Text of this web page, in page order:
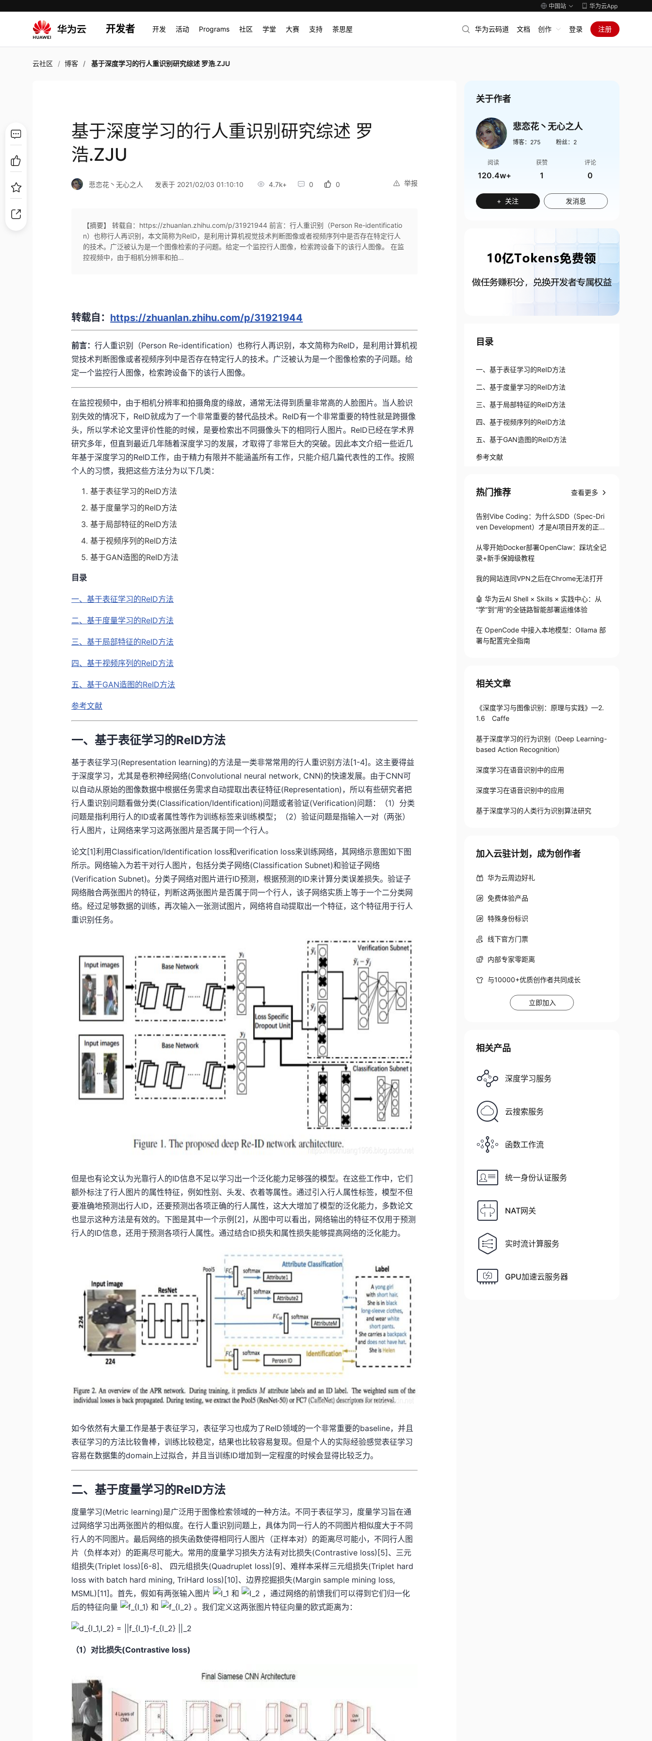
中国站 华为云App
开发者 开发 活动 Programs 社区 学堂 大赛 支持 茶思屋 华为云码道 文档 创作 登录 注册
云社区 博客 基于深度学习的行人重识别研究综述 罗浩.ZJU
基于深度学习的行人重识别研究综述 罗
浩.ZJU
举报
悲恋花丶无心之人 发表于 2021/02/03 01:10:10 4.7k+ 0 0
【摘要】 转载自：https://zhuanlan.zhihu.com/p/31921944 前言：行人重识别（Person Re-identificatio
n）也称行人再识别，本文简称为ReID，是利用计算机视觉技术判断图像或者视频序列中是否存在特定行人
的技术。广泛被认为是一个图像检索的子问题。给定一个监控行人图像，检索跨设备下的该行人图像。 在监
控视频中，由于相机分辨率和拍...
转载自： https://zhuanlan.zhihu.com/p/31921944
前言：行人重识别（Person Re-identification）也称行人再识别，本文简称为ReID，是利用计算机视
觉技术判断图像或者视频序列中是否存在特定行人的技术。广泛被认为是一个图像检索的子问题。给
定一个监控行人图像，检索跨设备下的该行人图像。
在监控视频中，由于相机分辨率和拍摄角度的缘故，通常无法得到质量非常高的人脸图片。当人脸识
别失效的情况下，ReID就成为了一个非常重要的替代品技术。ReID有一个非常重要的特性就是跨摄像
头，所以学术论文里评价性能的时候，是要检索出不同摄像头下的相同行人图片。ReID已经在学术界
研究多年，但直到最近几年随着深度学习的发展，才取得了非常巨大的突破。因此本文介绍一些近几
年基于深度学习的ReID工作，由于精力有限并不能涵盖所有工作，只能介绍几篇代表性的工作。按照
个人的习惯，我把这些方法分为以下几类：
基于表征学习的ReID方法
基于度量学习的ReID方法
基于局部特征的ReID方法
基于视频序列的ReID方法
基于GAN造图的ReID方法
目录
一、基于表征学习的ReID方法
二、基于度量学习的ReID方法
三、基于局部特征的ReID方法
四、基于视频序列的ReID方法
五、基于GAN造图的ReID方法
参考文献
一、基于表征学习的ReID方法
基于表征学习(Representation learning)的方法是一类非常常用的行人重识别方法[1-4]。这主要得益
于深度学习，尤其是卷积神经网络(Convolutional neural network, CNN)的快速发展。由于CNN可
以自动从原始的图像数据中根据任务需求自动提取出表征特征(Representation)，所以有些研究者把
行人重识别问题看做分类(Classification/Identification)问题或者验证(Verification)问题：（1）分类
问题是指利用行人的ID或者属性等作为训练标签来训练模型；（2）验证问题是指输入一对（两张）
行人图片，让网络来学习这两张图片是否属于同一个行人。
论文[1]利用Classification/Identification loss和verification loss来训练网络，其网络示意图如下图
所示。网络输入为若干对行人图片，包括分类子网络(Classification Subnet)和验证子网络
(Verification Subnet)。分类子网络对图片进行ID预测，根据预测的ID来计算分类误差损失。验证子
网络融合两张图片的特征，判断这两张图片是否属于同一个行人，该子网络实质上等于一个二分类网
络。经过足够数据的训练，再次输入一张测试图片，网络将自动提取出一个特征，这个特征用于行人
重识别任务。
但是也有论文认为光靠行人的ID信息不足以学习出一个泛化能力足够强的模型。在这些工作中，它们
额外标注了行人图片的属性特征，例如性别、头发、衣着等属性。通过引入行人属性标签，模型不但
要准确地预测出行人ID，还要预测出各项正确的行人属性，这大大增加了模型的泛化能力，多数论文
也显示这种方法是有效的。下图是其中一个示例[2]，从图中可以看出，网络输出的特征不仅用于预测
行人的ID信息，还用于预测各项行人属性。通过结合ID损失和属性损失能够提高网络的泛化能力。
如今依然有大量工作是基于表征学习，表征学习也成为了ReID领域的一个非常重要的baseline，并且
表征学习的方法比较鲁棒，训练比较稳定，结果也比较容易复现。但是个人的实际经验感觉表征学习
容易在数据集的domain上过拟合，并且当训练ID增加到一定程度的时候会显得比较乏力。
二、基于度量学习的ReID方法
度量学习(Metric learning)是广泛用于图像检索领域的一种方法。不同于表征学习，度量学习旨在通
过网络学习出两张图片的相似度。在行人重识别问题上，具体为同一行人的不同图片相似度大于不同
行人的不同图片。最后网络的损失函数使得相同行人图片（正样本对）的距离尽可能小，不同行人图
片（负样本对）的距离尽可能大。常用的度量学习损失方法有对比损失(Contrastive loss)[5]、三元
组损失(Triplet loss)[6-8]、 四元组损失(Quadruplet loss)[9]、难样本采样三元组损失(Triplet hard
loss with batch hard mining, TriHard loss)[10]、边界挖掘损失(Margin sample mining loss,
MSML)[11]。首先，假如有两张输入图片
和
，通过网络的前馈我们可以得到它们归一化
后的特征向量
和 。我们定义这两张图片特征向量的欧式距离为：
（1）对比损失(Contrastive loss)
关于作者
悲恋花丶无心之人
博客： 275 粉丝： 2
阅读
120.4w+
获赞
1
评论
0
+ 关注 发消息
目录
一、基于表征学习的ReID方法
二、基于度量学习的ReID方法
三、基于局部特征的ReID方法
四、基于视频序列的ReID方法
五、基于GAN造图的ReID方法
参考文献
热门推荐 查看更多
告别Vibe Coding：为什么SDD（Spec-Dri
ven Development）才是AI项目开发的正确
从零开始Docker部署OpenClaw：踩坑全记
录+新手保姆级教程
我的网站连同VPN之后在Chrome无法打开
🤖 华为云AI Shell × Skills × 实践中心：从
“学”到“用”的全链路智能部署运维体验
在 OpenCode 中接入本地模型：Ollama 部
署与配置完全指南
相关文章
《深度学习与图像识别：原理与实践》—2.
1.6 Caffe
基于深度学习的行为识别（Deep Learning-
based Action Recognition）
深度学习在语音识别中的应用
深度学习在语音识别中的应用
基于深度学习的人类行为识别算法研究
加入云驻计划，成为创作者
华为云周边好礼
免费体验产品
特殊身份标识
线下官方门票
内部专家零距离
与10000+优质创作者共同成长
立即加入
相关产品
深度学习服务
云搜索服务
函数工作流
统一身份认证服务
NAT网关
实时流计算服务
GPU加速云服务器